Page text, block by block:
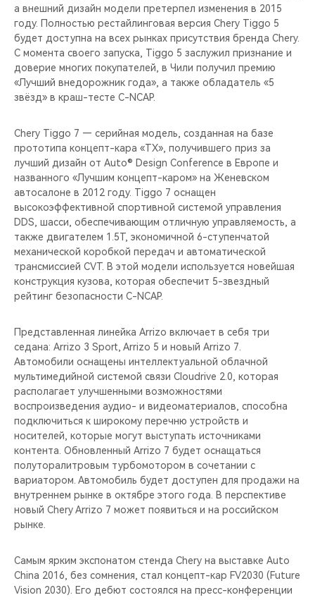
а внешний дизайн модели претерпел изменения в 2015
году. Полностью рестайлинговая версия Chery Tiggo 5
будет доступна на всех рынках присутствия бренда Chery.
С момента своего запуска, Tiggo 5 заслужил признание и
доверие многих покупателей, в Чили получил премию
«Лучший внедорожник года», а также обладатель «5
звёзд» в краш-тесте C-NCAP.
Chery Tiggo 7 — серийная модель, созданная на базе
прототипа концепт-кара «TX», получившего приз за
лучший дизайн от Auto® Design Conference в Европе и
названного «Лучшим концепт-каром» на Женевском
автосалоне в 2012 году. Tiggo 7 оснащен
высокоэффективной спортивной системой управления
DDS, шасси, обеспечивающим отличную управляемость, а
также двигателем 1.5T, экономичной 6-ступенчатой
механической коробкой передач и автоматической
трансмиссией CVT. В этой модели используется новейшая
конструкция кузова, которая обеспечит 5-звездный
рейтинг безопасности C-NCAP.
Представленная линейка Arrizo включает в себя три
седана: Arrizo 3 Sport, Arrizo 5 и новый Arrizo 7.
Автомобили оснащены интеллектуальной облачной
мультимедийной системой связи Cloudrive 2.0, которая
располагает улучшенными возможностями
воспроизведения аудио- и видеоматериалов, способна
подключиться к широкому перечню устройств и
носителей, которые могут выступать источниками
контента. Обновленный Arrizo 7 будет оснащаться
полуторалитровым турбомотором в сочетании с
вариатором. Автомобиль будет доступен для продажи на
внутреннем рынке в октябре этого года. В перспективе
новый Chery Arrizo 7 может появиться и на российском
рынке.
Самым ярким экспонатом стенда Chery на выставке Auto
China 2016, без сомнения, стал концепт-кар FV2030 (Future
Vision 2030). Его дебют состоялся на пресс-конференции